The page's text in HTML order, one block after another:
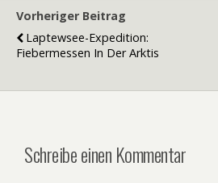
Vorheriger Beitrag
Laptewsee-Expedition:
Fiebermessen In Der Arktis
Schreibe einen Kommentar